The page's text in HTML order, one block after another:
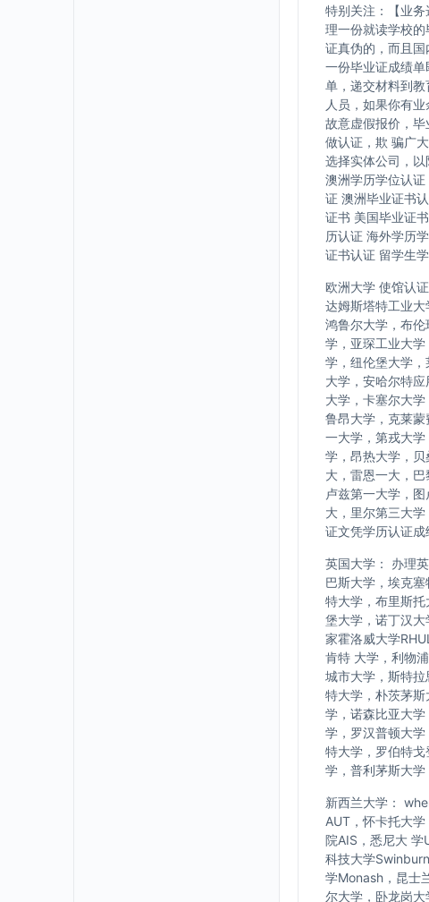
特别关注：【业
理一份就读学校
证真伪的，而且
一份毕业证成绩
单，递交材料到
人员，如果你有
故意虚假报价，
做认证，欺 骗广
选择实体公司，
澳洲学历学位认
证 澳洲毕业证书
证书 美国毕业证
历认证 海外学历
证书认证 留学生
欧洲大学 使馆认
达姆斯塔特工业
鸿鲁尔大学，布
学，亚琛工业大
学，纽伦堡大学
大学，安哈尔特
大学，卡塞尔大
鲁昂大学，克莱
一大学，第戎大
学，昂热大学，
大，雷恩一大，
卢兹第一大学，
大，里尔第三大
证文凭学历认证
英国大学： 办理
巴斯大学，埃克
特大学，布里斯
堡大学，诺丁汉
家霍洛威大学
肯特 大学，利物
城市大学，斯特
特大学，朴茨茅
学，诺森比亚大
学，罗汉普顿大
特大学，罗伯特
学，普利茅斯大
新西兰大学：
AUT，怀卡托大
院AIS，悉尼大 学
科技大学
学Monash，昆士
尔大学，卧龙岗